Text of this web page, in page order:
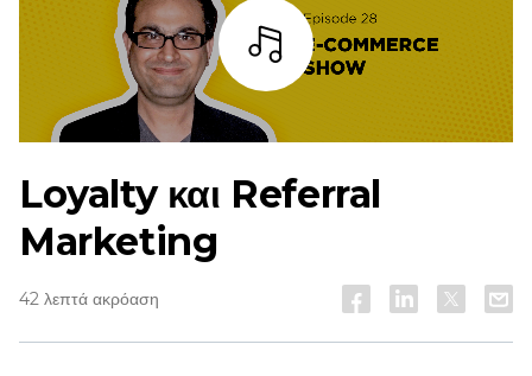
Άκουσε
Loyalty και Referral
Marketing
42 λεπτά ακρόαση